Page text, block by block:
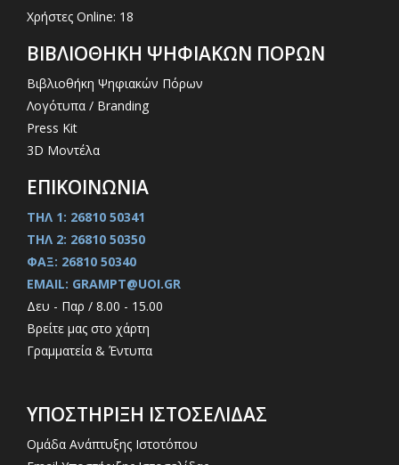
Χρήστες Online: 18
ΒΙΒΛΙΟΘΗΚΗ ΨΗΦΙΑΚΩΝ ΠΟΡΩΝ
Βιβλιοθήκη Ψηφιακών Πόρων
Λογότυπα / Branding
Press Kit
3D Μοντέλα
ΕΠΙΚΟΙΝΩΝΙΑ
ΤΗΛ 1: 26810 50341
ΤΗΛ 2: 26810 50350
ΦΑΞ: 26810 50340
EMAIL: GRAMPT@UOI.GR
Δευ - Παρ / 8.00 - 15.00
Βρείτε μας στο χάρτη
Γραμματεία & Έντυπα
ΥΠΟΣΤΗΡΙΞΗ ΙΣΤΟΣΕΛΙΔΑΣ
Ομάδα Ανάπτυξης Ιστοτόπου